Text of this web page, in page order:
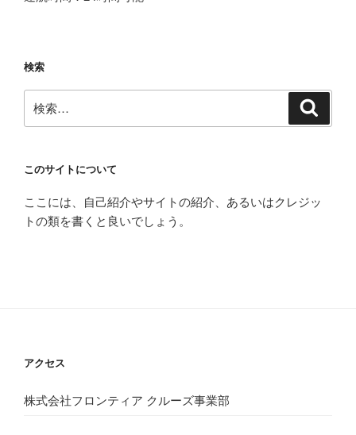
検索
索:
このサイトについて
ここには、自己紹介やサイトの紹介、あるいはクレジッ
トの類を書くと良いでしょう。
アクセス
株式会社フロンティア クルーズ事業部